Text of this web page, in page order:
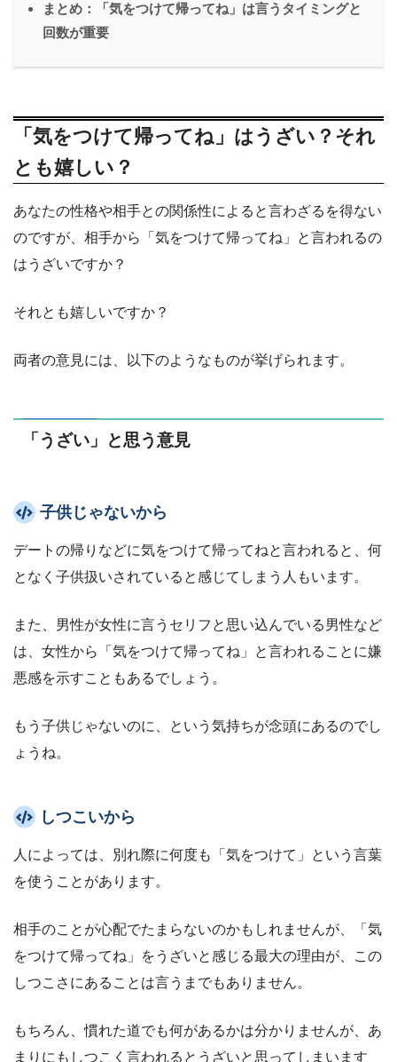
まとめ：「気をつけて帰ってね」は言うタイミングと
回数が重要
「気をつけて帰ってね」はうざい？それ
とも嬉しい？
あなたの性格や相手との関係性によると言わざるを得ない
のですが、相手から「気をつけて帰ってね」と言われるの
はうざいですか？
それとも嬉しいですか？
両者の意見には、以下のようなものが挙げられます。
「うざい」と思う意見
子供じゃないから
デートの帰りなどに気をつけて帰ってねと言われると、何
となく子供扱いされていると感じてしまう人もいます。
また、男性が女性に言うセリフと思い込んでいる男性など
は、女性から「気をつけて帰ってね」と言われることに嫌
悪感を示すこともあるでしょう。
もう子供じゃないのに、という気持ちが念頭にあるのでし
ょうね。
しつこいから
人によっては、別れ際に何度も「気をつけて」という言葉
を使うことがあります。
相手のことが心配でたまらないのかもしれませんが、「気
をつけて帰ってね」をうざいと感じる最大の理由が、この
しつこさにあることは言うまでもありません。
もちろん、慣れた道でも何があるかは分かりませんが、あ
まりにもしつこく言われるとうざいと思ってしまいます